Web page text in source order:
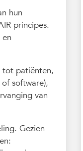
hun
principes.
tot patiënten,
software),
van
Gezien